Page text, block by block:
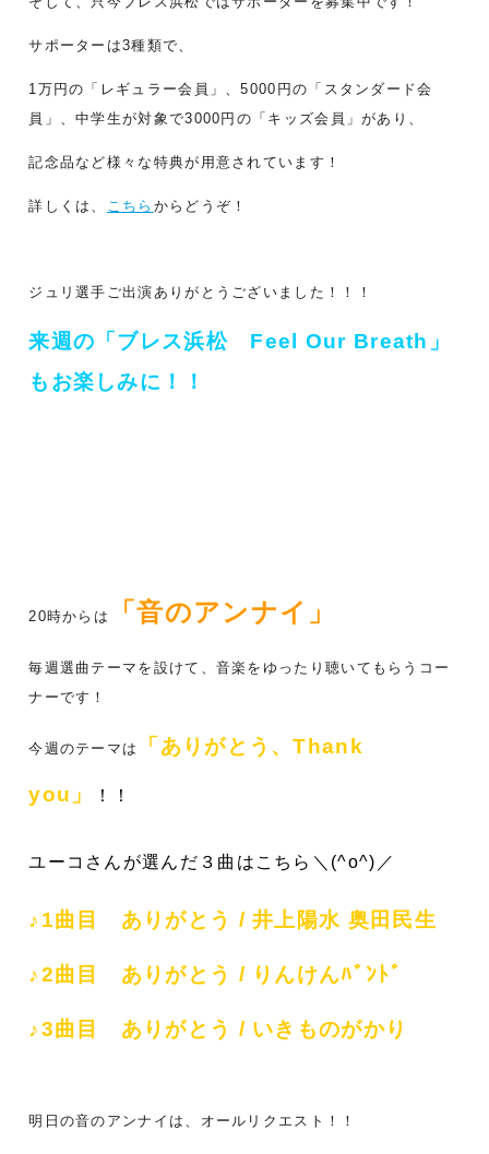
サポーターは3種類で、
1万円の「レギュラー会員」、5000円の「スタンダード会
員」、中学生が対象で3000円の「キッズ会員」があり、
記念品など様々な特典が用意されています！
詳しくは、 こちら からどうぞ！
ジュリ選手ご出演ありがとうございました！！！
来週の「ブレス浜松 Feel Our Breath」
もお楽しみに！！
20時からは 「音のアンナイ」
毎週選曲テーマを設けて、音楽をゆったり聴いてもらうコー
ナーです！
今週のテーマは 「ありがとう、Thank
you 」 ！！
ユーコさんが選んだ３曲はこちら＼(^o^)／
♪1曲目 ありがとう / 井上陽水 奥田民生
♪2曲目 ありがとう / りんけんﾊﾞﾝﾄﾞ
♪3曲目 ありがとう / いきものがかり
明日の音のアンナイは、オール リクエスト！！